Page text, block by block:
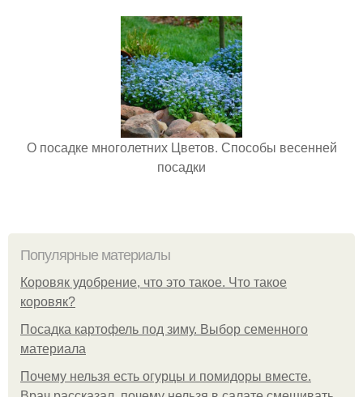
О посадке многолетних Цветов. Способы весенней
посадки
Популярные материалы
Коровяк удобрение, что это такое. Что такое
коровяк?
Посадка картофель под зиму. Выбор семенного
материала
Почему нельзя есть огурцы и помидоры вместе.